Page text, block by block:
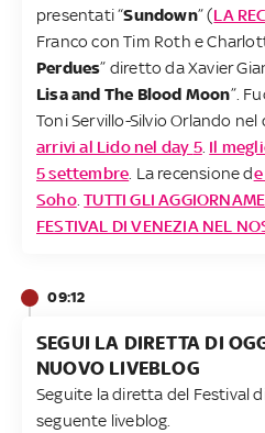
presentati “Sundown” (LA
Franco con Tim Roth e
Perdues” diretto da Xavier
Lisa and The Blood Moon”.
Toni Servillo-Silvio Orlando nel
arrivi al Lido nel day 5. Il
5 settembre La recensione d
Soho.TUTTI GLI
FESTIVAL DI VENEZIA NEL
09:12
SEGUI LA DIRETTA DI
NUOVO LIVEBLOG
Seguite la diretta del Festival
seguente liveblog.